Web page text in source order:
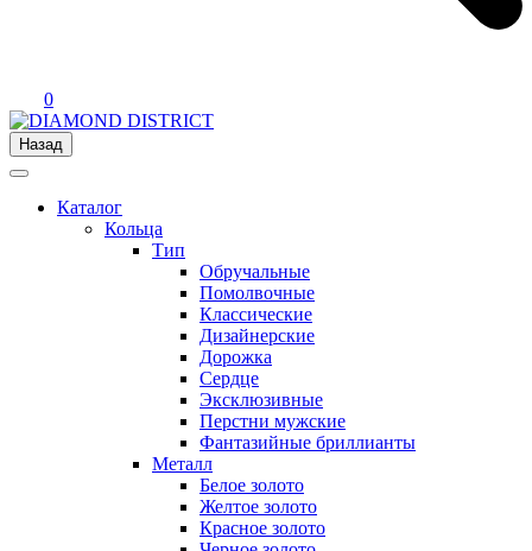
0
Назад
Каталог
Кольца
Тип
Обручальные
Помолвочные
Классические
Дизайнерские
Дорожка
Сердце
Эксклюзивные
Перстни мужские
Фантазийные бриллианты
Металл
Белое золото
Желтое золото
Красное золото